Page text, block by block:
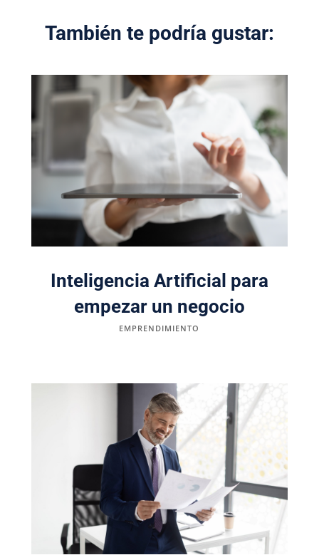
También te podría gustar:
Inteligencia Artificial para
empezar un negocio
EMPRENDIMIENTO